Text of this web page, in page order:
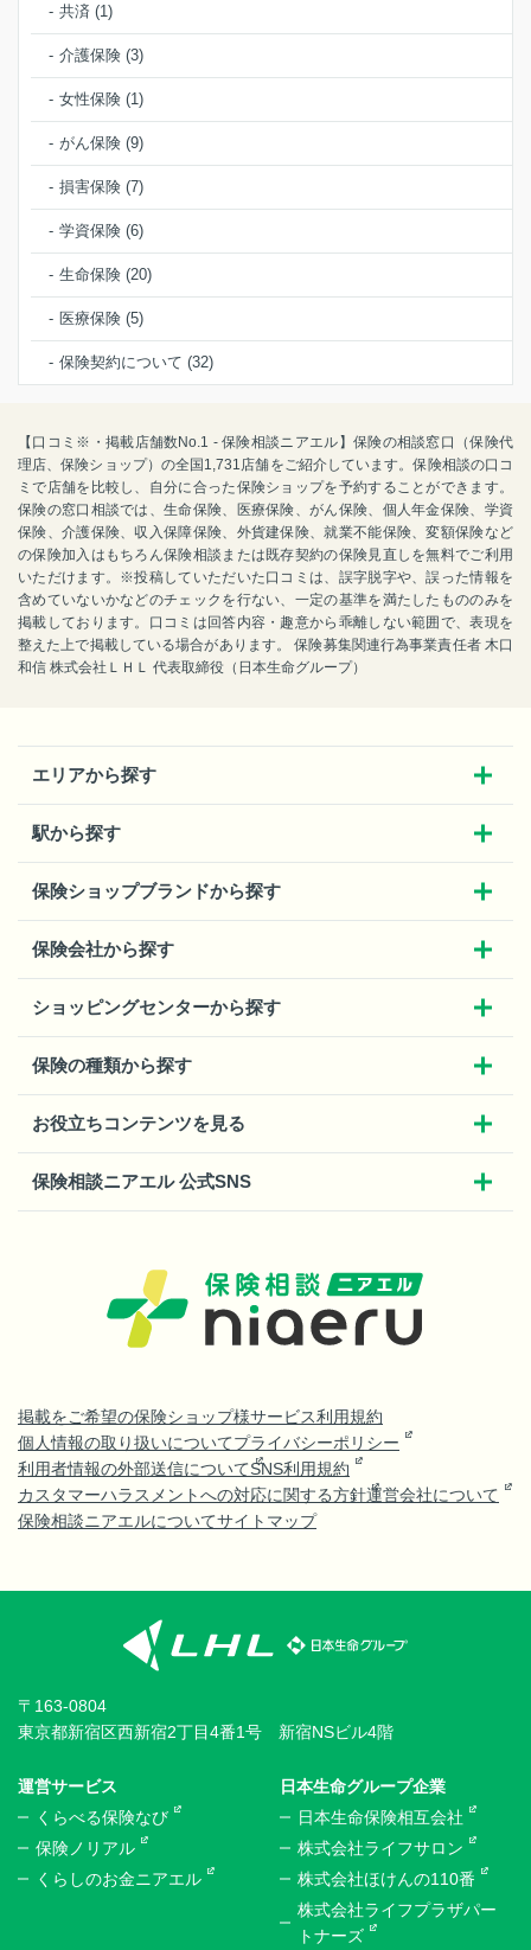
共済 (1)
介護保険 (3)
女性保険 (1)
がん保険 (9)
損害保険 (7)
学資保険 (6)
生命保険 (20)
医療保険 (5)
保険契約について (32)
【口コミ※・掲載店舗数No.1 - 保険相談ニアエル】保険の相談窓口（保険代
理店、保険ショップ）の全国1,731店舗をご紹介しています。保険相談の口コ
ミで店舗を比較し、自分に合った保険ショップを予約することができます。
保険の窓口相談では、生命保険、医療保険、がん保険、個人年金保険、学資
保険、介護保険、収入保障保険、外貨建保険、就業不能保険、変額保険など
の保険加入はもちろん保険相談または既存契約の保険見直しを無料でご利用
いただけます。※投稿していただいた口コミは、誤字脱字や、誤った情報を
含めていないかなどのチェックを行ない、一定の基準を満たしたもののみを
掲載しております。口コミは回答内容・趣意から乖離しない範囲で、表現を
整えた上で掲載している場合があります。 保険募集関連行為事業責任者 木口
和信 株式会社ＬＨＬ 代表取締役（日本生命グループ）
エリアから探す
駅から探す
保険ショップブランドから探す
保険会社から探す
ショッピングセンターから探す
保険の種類から探す
お役立ちコンテンツを見る
保険相談ニアエル 公式SNS
掲載をご希望の保険ショップ様サービス利用規約
個人情報の取り扱いについてプライバシーポリシー
利用者情報の外部送信についてSNS利用規約
カスタマーハラスメントへの対応に関する方針運営会社について
保険相談ニアエルについてサイトマップ
〒163-0804
東京都新宿区西新宿2丁目4番1号 新宿NSビル4階
運営サービス
くらべる保険なび
保険ノリアル
くらしのお金ニアエル
日本生命グループ企業
日本生命保険相互会社
株式会社ライフサロン
株式会社ほけんの110番
株式会社ライフプラザパー
トナーズ